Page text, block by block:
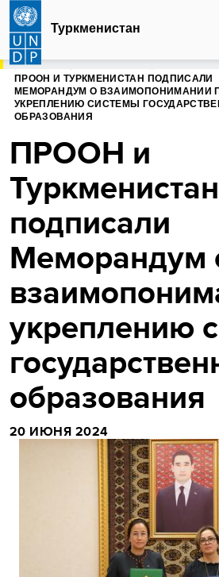
Перейти
основному
содержанию
Туркменистан
ГЛАВНАЯ
ПРООН И ТУРКМЕНИСТАН ПОДПИСАЛИ
МЕМОРАНДУМ О ВЗАИМОПОНИМАНИИ
УКРЕПЛЕНИЮ СИСТЕМЫ
ОБРАЗОВАНИЯ
ПРООН и
Туркменистан
подписали
Меморандум
укреплению
образования
20 ИЮНЯ 2024